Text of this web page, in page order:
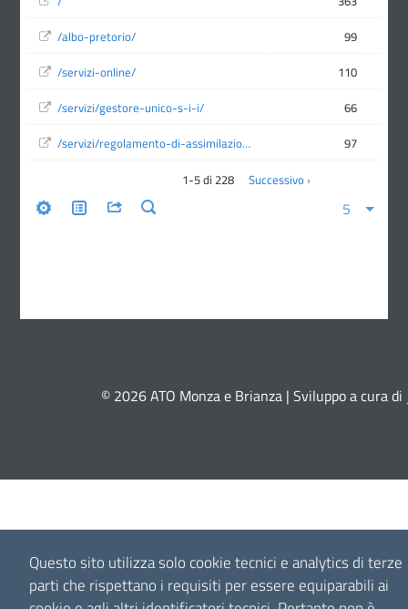
Questo sito utilizza solo cookie tecnici e analytics di terze
parti che rispettano i requisiti per essere equiparabili ai
© 2026 ATO Monza e Brianza | Sviluppo a cura di